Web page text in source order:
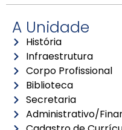
A Unidade
História
Infraestrutura
Corpo Profissional
Biblioteca
Secretaria
Administrativo/